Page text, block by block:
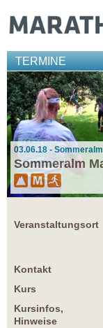
TERMINE
03.06.18 -
Sommeralm
Veranstaltungsort
Kontakt
Kurs
Kursinfos,
Hinweise